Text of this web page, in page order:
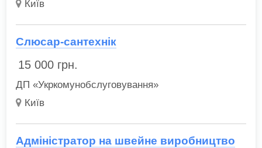
Київ
Слюсар-сантехнік
15 000 грн.
ДП «Укркомунобслуговування»
Київ
Адміністратор на швейне виробництво